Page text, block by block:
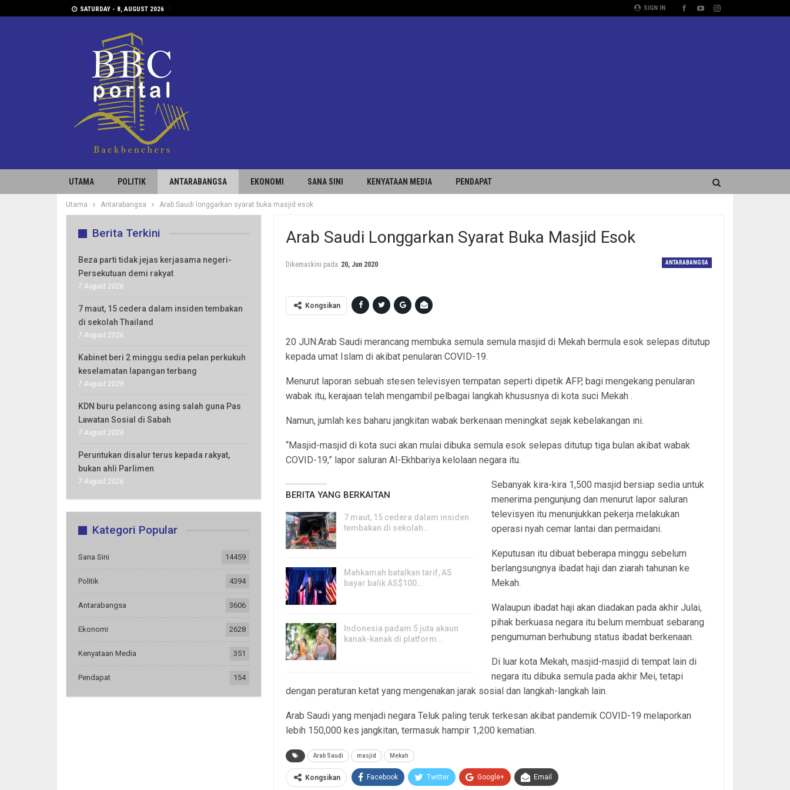
SIGN IN
SATURDAY - 8, AUGUST 2026
UTAMA POLITIK ANTARABANGSA EKONOMI SANA SINI KENYATAAN MEDIA PENDAPAT
Utama Antarabangsa Arab Saudi longgarkan syarat buka masjid esok
Arab Saudi Longgarkan Syarat Buka Masjid Esok
ANTARABANGSA
Dikemaskini pada 20, Jun 2020
Kongsikan
20 JUN:Arab Saudi merancang membuka semula semula masjid di Mekah bermula esok selepas ditutup
kepada umat Islam di akibat penularan COVID-19.
Menurut laporan sebuah stesen televisyen tempatan seperti dipetik AFP, bagi mengekang penularan
wabak itu, kerajaan telah mengambil pelbagai langkah khususnya di kota suci Mekah .
Namun, jumlah kes baharu jangkitan wabak berkenaan meningkat sejak kebelakangan ini.
“Masjid-masjid di kota suci akan mulai dibuka semula esok selepas ditutup tiga bulan akibat wabak
COVID-19,” lapor saluran Al-Ekhbariya kelolaan negara itu.
BERITA YANG BERKAITAN
7 maut, 15 cedera dalam insiden
tembakan di sekolah…
Mahkamah batalkan tarif, AS
bayar balik AS$100…
Indonesia padam 5 juta akaun
kanak-kanak di platform…
Sebanyak kira-kira 1,500 masjid bersiap sedia untuk
menerima pengunjung dan menurut lapor saluran
televisyen itu menunjukkan pekerja melakukan
operasi nyah cemar lantai dan permaidani.
Keputusan itu dibuat beberapa minggu sebelum
berlangsungnya ibadat haji dan ziarah tahunan ke
Mekah.
Walaupun ibadat haji akan diadakan pada akhir Julai,
pihak berkuasa negara itu belum membuat sebarang
pengumuman berhubung status ibadat berkenaan.
Di luar kota Mekah, masjid-masjid di tempat lain di
negara itu dibuka semula pada akhir Mei, tetapi
dengan peraturan ketat yang mengenakan jarak sosial dan langkah-langkah lain.
Arab Saudi yang menjadi negara Teluk paling teruk terkesan akibat pandemik COVID-19 melaporkan
lebih 150,000 kes jangkitan, termasuk hampir 1,200 kematian.
Arab Saudi masjid Mekah
Kongsikan Facebook Twitter Google+ Email
Berita Terkini
Beza parti tidak jejas kerjasama negeri-
Persekutuan demi rakyat
7 August 2026
7 maut, 15 cedera dalam insiden tembakan
di sekolah Thailand
7 August 2026
Kabinet beri 2 minggu sedia pelan perkukuh
keselamatan lapangan terbang
7 August 2026
KDN buru pelancong asing salah guna Pas
Lawatan Sosial di Sabah
7 August 2026
Peruntukan disalur terus kepada rakyat,
bukan ahli Parlimen
7 August 2026
Kategori Popular
Sana Sini 14459
Politik 4394
Antarabangsa 3606
Ekonomi 2628
Kenyataan Media 351
Pendapat 154